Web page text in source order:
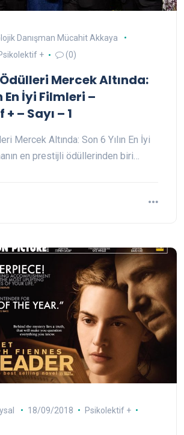
Danışman Mücahit Akkaya
+ (0)
Mercek Altında:
En İyi Filmleri –
– Sayı – 1
Mercek Altında: Son 6 Yılın En İyi
en prestijli ödüllerinden biri…
18/09/2018
Psikolektif +